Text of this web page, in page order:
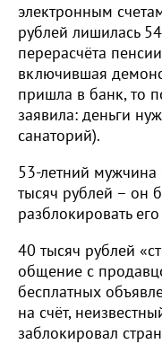
электронным
рублей лишилась
перерасчёта
включившая
пришла в банк, то
заявила: деньги
санаторий).
53-летний мужчина
тысяч рублей – он
разблокировать
40 тысяч рублей
общение с
бесплатных
на счёт,
заблокировал